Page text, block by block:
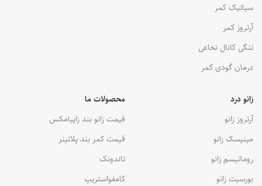
محصولات ما
قیمت زانو بند زاپیامکس
قیمت کمر بند پلاتینر
تاندونک
کامفواستریپ
زانو درد
آرتروز زانو
مینیسک زانو
روماتیسم زانو
بورسیت زانو
سیاتیک کمر
آرتروز کمر
تنگی کانال نخاعی
درمان گودی کمر